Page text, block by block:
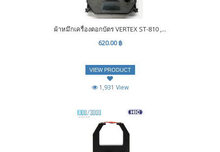
ผ้าหมึกเครื่องตอกบัตร VERTEX ST-810 ,...
620.00 ฿
VIEW PRODUCT
1,931 View